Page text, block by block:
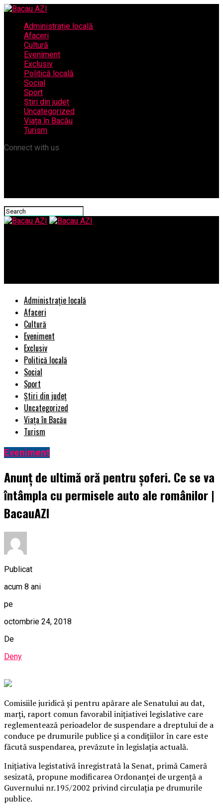
Administrație locală
Afaceri
Cultură
Eveniment
Exclusiv
Politică locală
Social
Sport
Știri din județ
Uncategorized
Viața în Bacău
Turism
Connect with us
Administrație locală
Afaceri
Cultură
Eveniment
Exclusiv
Politică locală
Social
Sport
Știri din județ
Uncategorized
Viața în Bacău
Turism
Eveniment
Anunţ de ultimă oră pentru şoferi. Ce se va
întâmpla cu permisele auto ale românilor |
BacauAZI
Publicat
acum 8 ani
pe
octombrie 24, 2018
De
Deny
Comisiile juridică şi pentru apărare ale Senatului au dat,
marţi, raport comun favorabil iniţiativei legislative care
reglementează perioadelor de suspendare a dreptului de a
conduce pe drumurile publice şi a condiţiilor în care este
făcută suspendarea, prevăzute în legislaţia actuală.
Iniţiativa legistativă înregistrată la Senat, primă Cameră
sesizată, propune modificarea Ordonanţei de urgenţă a
Guvernului nr.195/2002 privind circulaţia pe drumurile
publice.